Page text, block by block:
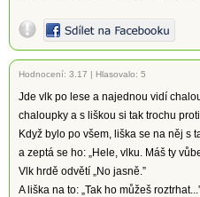
Hodnocení: 3.17 | Hlasovalo: 5
Jde vlk po lese a najednou vidí
chaloupky a s liškou si tak trochu
Když bylo po všem, liška se na něj s
a zeptá se ho: „Hele, vlku. Máš ty
Vlk hrdě odvětí „No jasně.”
A liška na to: „Tak ho můžeš